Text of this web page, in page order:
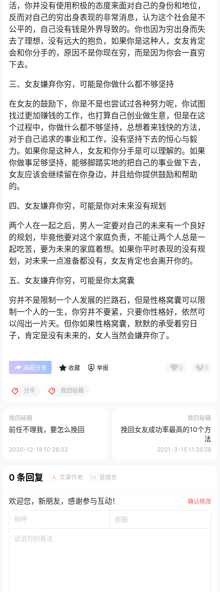
活，你并没有使用积极的态度来面对自己的身份和地位，
反而对自己的穷出身表现的非常消息，认为这个社会是不
公平的，自己没有钱是外界导致的。你也因为穷出身而失
去了理想，没有远大的抱负，如果你是这种人，女友肯定
会和你分手的，原因不是你现在穷，而是因为你会一直穷
下去。
三、女友嫌弃你穷，可能是你做什么都不够坚持
在女友的鼓励下，你是不是也尝试过各种努力呢，你试图
找过更加赚钱的工作，也打算自己创业做生意，但是在这
个过程中，你做什么都不够坚持，总想着来钱快的方法，
对于自己追求的事业和工作，没有坚持下去的恒心与毅
力。如果你是这种人，女友和你分手是可以理解的。如果
你做事足够坚持，能够脚踏实地的把自己的事业做下去，
女友应该会继续留在你身边，并且给你提供鼓励和帮助
的。
四、女友嫌弃你穷，可能是你对未来没有规划
两个人在一起之后，男人一定要对自己的未来有一个良好
的规划，毕竟他要对这个家庭负责，不能让两个人总是一
起吃苦，要为未来的家庭着想。如果你平时表现的没有规
划，对未来一点准备都没有，女友肯定也会离开你的。
五、女友嫌弃你穷，可能是你太窝囊
穷并不是限制一个人发展的拦路石，但是性格窝囊可以限
制一个人的一生，你穷并不要紧，只要你性格好，依然可
以闯出一片天。但你如果性格窝囊，默默的承受着穷日
子，肯定是没有未来的，女人当然会嫌弃你了。
海报分享 收藏 举报 0 0
分手 挽回秘籍
挽回秘籍
前任不理我，要怎么挽回
2020-12-18 10:26:32
挽回秘籍
挽回女友成功率最高的10个方
法
2021-3-15 11:26:28
0 条回复 A 文章作者 M 管理员
欢迎您，新朋友，感谢参与互动！ 确认修改